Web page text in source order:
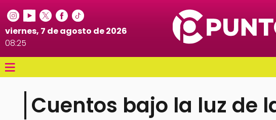
viernes, 7 de agosto de 2026
08:25
≡
Cuentos bajo la luz de